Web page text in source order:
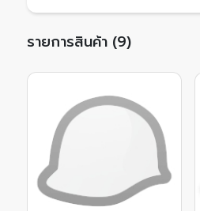
รายการสินค้า (9)